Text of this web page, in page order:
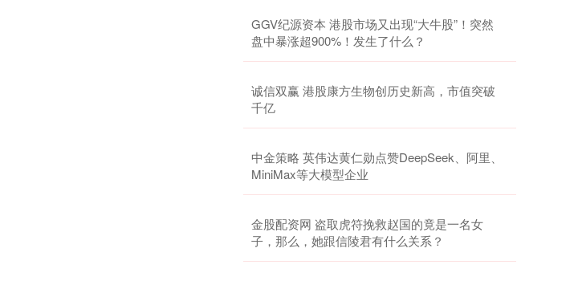
GGV纪源资本 港股市场又出现“大牛股”！突然
盘中暴涨超900%！发生了什么？
诚信双赢 港股康方生物创历史新高，市值突破
千亿
中金策略 英伟达黄仁勋点赞DeepSeek、阿里、
MiniMax等大模型企业
金股配资网 盗取虎符挽救赵国的竟是一名女
子，那么，她跟信陵君有什么关系？